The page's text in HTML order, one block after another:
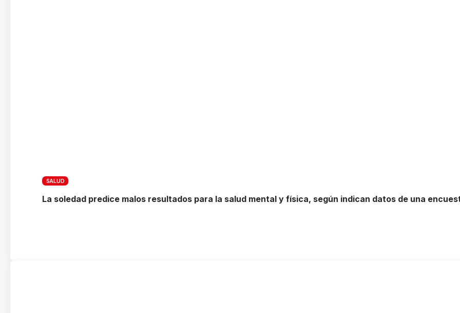
SALUD
La soledad predice malos resultados para la salud mental y física, según indican datos de una